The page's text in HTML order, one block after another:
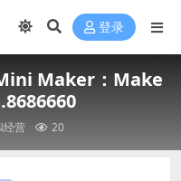
登录
Maker：Make
经营 20